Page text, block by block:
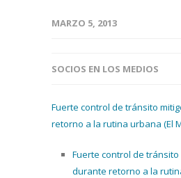
MARZO 5, 2013
SOCIOS EN LOS MEDIOS
Fuerte control de tránsito
retorno a la rutina urbana (El
Fuerte control de tránsito
durante retorno a la